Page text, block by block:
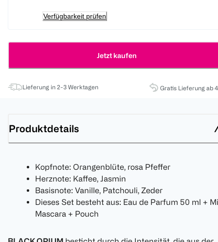
Verfügbarkeit prüfen
Jetzt kaufen
Lieferung in 2-3 Werktagen Gratis Lieferung ab
Produktdetails
Kopfnote: Orangenblüte, rosa Pfeffer
Herznote: Kaffee, Jasmin
Basisnote: Vanille, Patchouli, Zeder
Dieses Set besteht aus: Eau de Parfum 50 ml +
Mascara + Pouch